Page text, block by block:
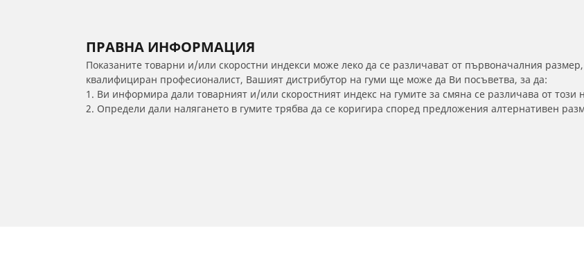
ПРАВНА ИНФОРМАЦИЯ
Показаните товарни и/или скоростни индекси може леко да се различават от първоначалния
квалифициран професионалист, Вашият дистрибутор на гуми ще може да Ви посъветва, за да:
1. Ви информира дали товарният и/или скоростният индекс на гумите за смяна се различава от този
2. Определи дали налягането в гумите трябва да се коригира според предложения алтернативен